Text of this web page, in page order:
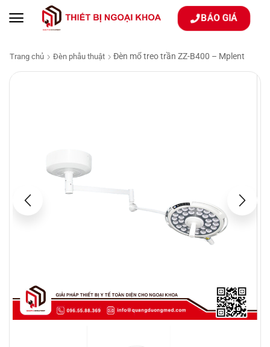
BÁO GIÁ
Trang chủ Đèn phẫu thuật Đèn mổ treo trần ZZ-B400 – Mplent